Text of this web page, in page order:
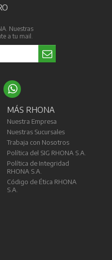
Nuestras
a tu mail.
MÁS RHONA
Nuestra Empresa
Nuestras Sucursales
Trabaja con Nosotros
Política del SIG RHONA S.A.
Política de Integridad
RHONA S.A.
Código de Ética RHONA
S.A.